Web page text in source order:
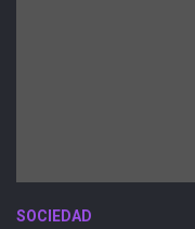
SOCIEDAD